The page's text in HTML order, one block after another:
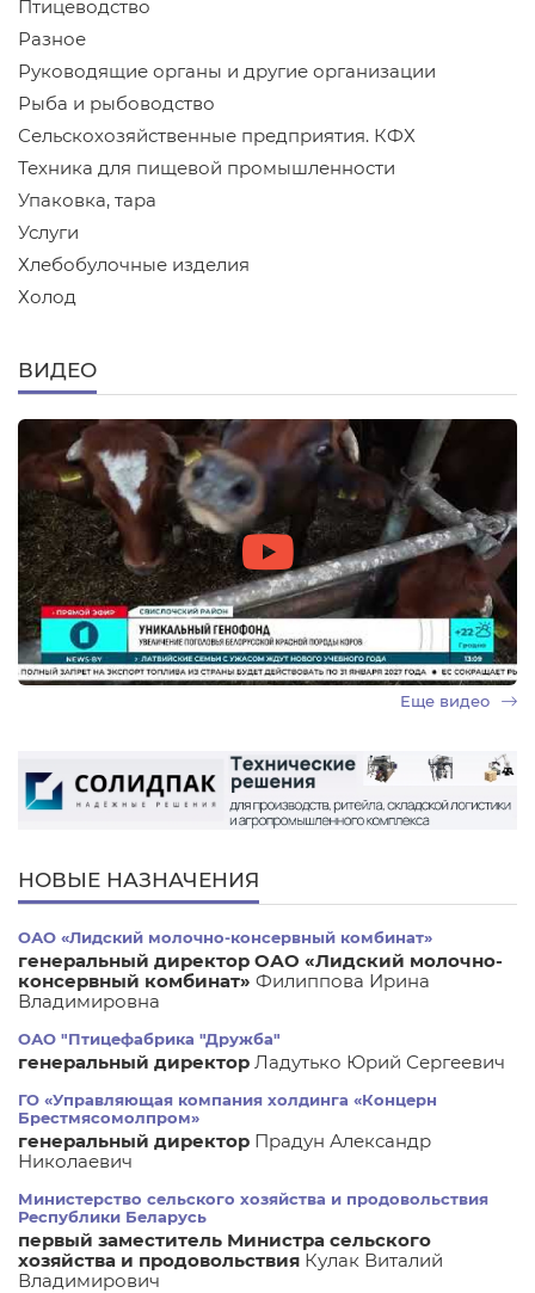
Птицеводство
Разное
Руководящие органы и другие организации
Рыба и рыбоводство
Сельскохозяйственные предприятия. КФХ
Техника для пищевой промышленности
Упаковка, тара
Услуги
Хлебобулочные изделия
Холод
ВИДЕО
Еще видео
НОВЫЕ НАЗНАЧЕНИЯ
ОАО «Лидский молочно-консервный комбинат»
генеральный директор ОАО «Лидский молочно-
консервный комбинат» Филиппова Ирина
Владимировна
ОАО "Птицефабрика "Дружба"
генеральный директор Ладутько Юрий Сергеевич
ГО «Управляющая компания холдинга «Концерн
Брестмясомолпром»
генеральный директор Прадун Александр
Николаевич
Министерство сельского хозяйства и продовольствия
Республики Беларусь
первый заместитель Министра сельского
хозяйства и продовольствия Кулак Виталий
Владимирович